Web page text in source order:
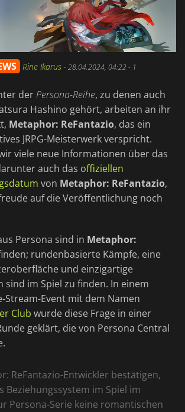
Rine Ikarus -28.04.2024, 04:22 - 1
derPersona-Reihe, zu denen auch
Hashino gehört, arbeiten an ihr
Metaphor: ReFantazio, das ein
JRPG-Meisterwerk verspricht.
viele neue Informationen über das
auch das offiziellen
von Metaphor: ReFantazio,
auf die Veröffentlichung noch
Persona sind in Metaphor:
rundenbasierte Kämpfe, eine
und einzigartige
sind im Spiel zu finden. In einem
Stream-Event mit dem Namen
Club wurde diese Frage in einer
geklärt, die von Persona Central
ReFantazio-Entwickler bestätigen,
Beziehungssystem im Spiel im
Persona-Serie keine romantischen